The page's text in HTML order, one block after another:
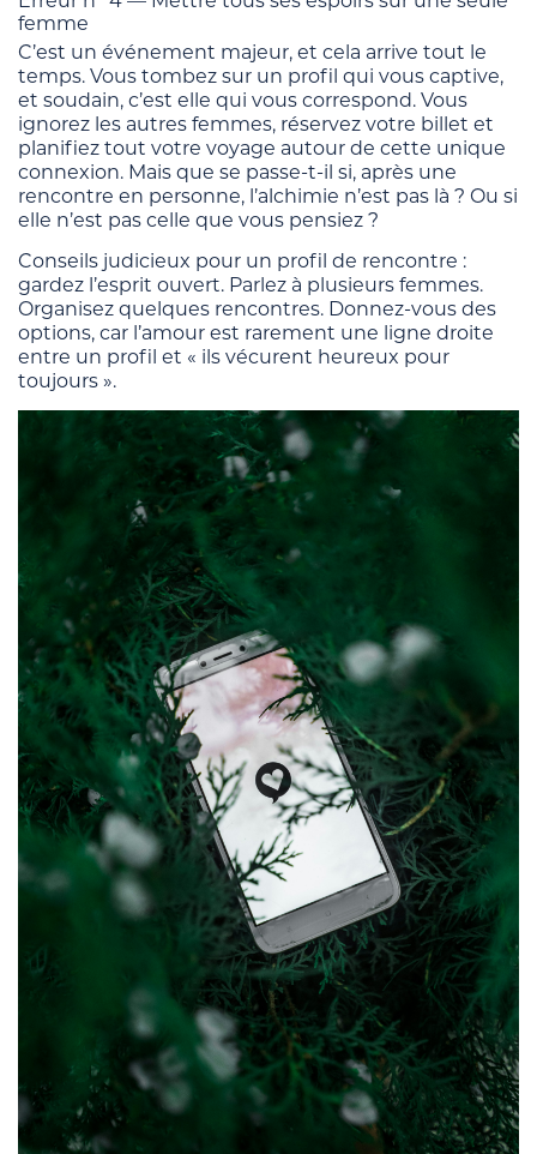
femme
C’est un événement majeur, et cela arrive tout le
temps. Vous tombez sur un profil qui vous captive,
et soudain, c’est elle qui vous correspond. Vous
ignorez les autres femmes, réservez votre billet et
planifiez tout votre voyage autour de cette unique
connexion. Mais que se passe-t-il si, après une
rencontre en personne, l’alchimie n’est pas là ? Ou si
elle n’est pas celle que vous pensiez ?
Conseils judicieux pour un profil de rencontre :
gardez l’esprit ouvert. Parlez à plusieurs femmes.
Organisez quelques rencontres. Donnez-vous des
options, car l’amour est rarement une ligne droite
entre un profil et « ils vécurent heureux pour
toujours ».